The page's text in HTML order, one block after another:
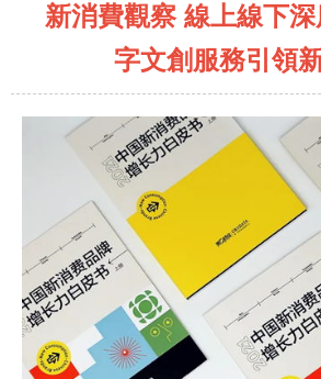
新消費觀察 線上線下
字文創服務引領